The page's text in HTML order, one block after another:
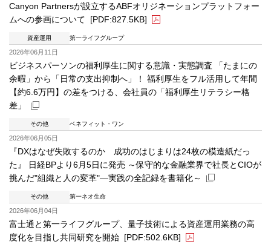
Canyon Partnersが設立するABFオリジネーションプラットフォー
ムへの参画について
[PDF:827.5KB]
資産運用 第一ライフグループ
PDFファイルが新規ウィンドウで開きます
2026年06月11日
ビジネスパーソンの福利厚生に関する意識・実態調査 「たまにの
余暇」から「日常の支出抑制へ」！ 福利厚生をフル活用して年間
【約6.6万円】の差をつける、会社員の「福利厚生リテラシー格
差」
その他 ベネフィット・ワン
新規ウィンドウを開きます
2026年06月05日
『DXはなぜ失敗するのか 成功のはじまりは24枚の模造紙だっ
た』 日経BPより6月5日に発売 ～保守的な金融業界で社長とCIOが
挑んだ"組織と人の変革"—実践の全記録を書籍化～
その他 第一ネオ生命
新規ウィンドウを開きます
2026年06月04日
富士通と第一ライフグループ、量子技術による資産運用業務の高
度化を目指し共同研究を開始 [PDF:502.6KB]